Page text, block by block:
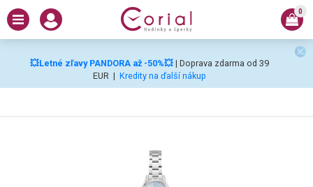
💥Letné zľavy PANDORA až -50%💥 | Doprava zdarma od 39
EUR | Kredity na ďalší nákup
0